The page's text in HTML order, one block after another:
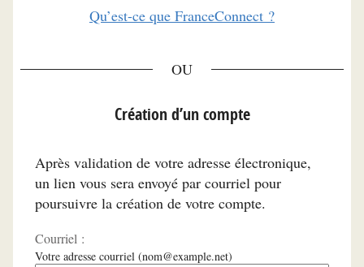
Qu’est-ce que FranceConnect ?
Création d’un compte
Après validation de votre adresse électronique,
un lien vous sera envoyé par courriel pour
poursuivre la création de votre compte.
Courriel :
Votre adresse courriel (nom@example.net)